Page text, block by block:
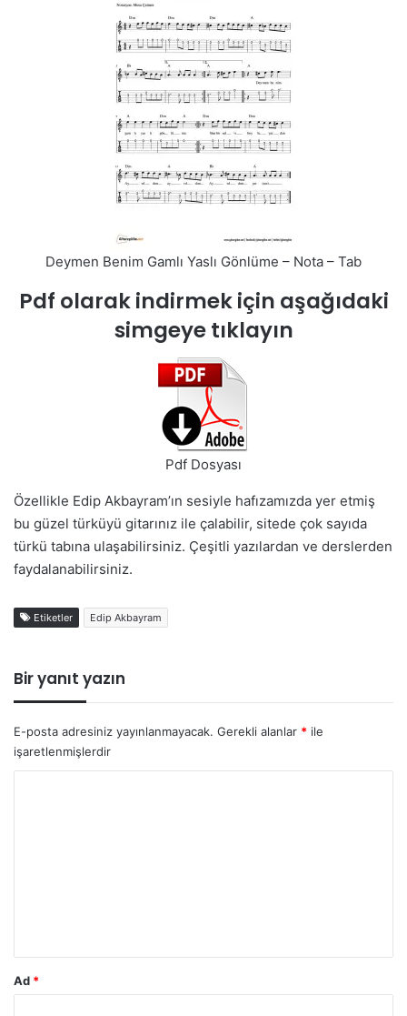
Deymen Benim Gamlı Yaslı Gönlüme – Nota – Tab
Pdf olarak indirmek için aşağıdaki
simgeye tıklayın
Pdf Dosyası
Özellikle Edip Akbayram’ın sesiyle hafızamızda yer etmiş
bu güzel türküyü gitarınız ile çalabilir, sitede çok sayıda
türkü tabına ulaşabilirsiniz. Çeşitli yazılardan ve derslerden
faydalanabilirsiniz.
Etiketler Edip Akbayram
Bir yanıt yazın
E-posta adresiniz yayınlanmayacak. Gerekli alanlar * ile
işaretlenmişlerdir
Ad *